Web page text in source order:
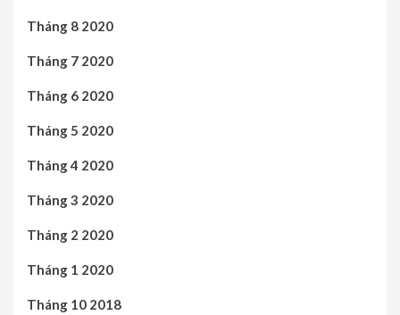
Tháng 8 2020
Tháng 7 2020
Tháng 6 2020
Tháng 5 2020
Tháng 4 2020
Tháng 3 2020
Tháng 2 2020
Tháng 1 2020
Tháng 10 2018